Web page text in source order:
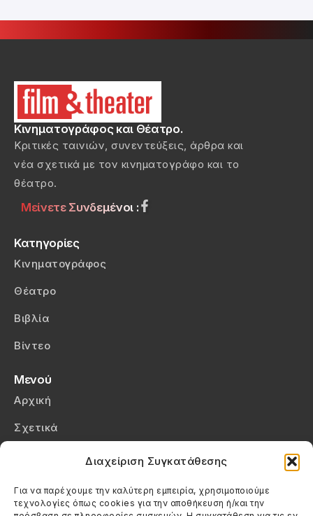
Διαχείριση Συγκατάθεσης
Για να παρέχουμε την καλύτερη εμπειρία, χρησιμοποιούμε
τεχνολογίες όπως cookies για την αποθήκευση ή/και την
Κινηματογράφος και Θέατρο.
Κριτικές ταινιών, συνεντεύξεις, άρθρα και
νέα σχετικά με τον κινηματογράφο και το
θέατρο.
Μείνετε Συνδεμένοι :
Κατηγορίες
Κινηματογράφος
Θέατρο
Βιβλία
Βίντεο
Μενού
Αρχική
Σχετικά
Πολιτική Cookies (ΕΕ)